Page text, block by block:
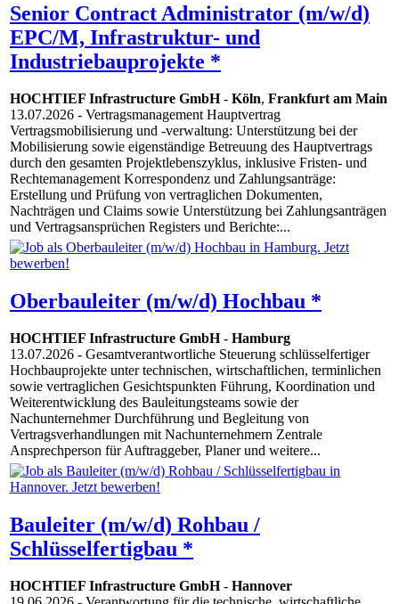
Senior Contract Administrator (m/w/d)
EPC/M, Infrastruktur- und
Industriebauprojekte *
HOCHTIEF Infrastructure GmbH- Köln, Frankfurt am Main
13.07.2026 - Vertragsmanagement Hauptvertrag
Vertragsmobilisierung und -verwaltung: Unterstützung bei der
Mobilisierung sowie eigenständige Betreuung des Hauptvertrags
durch den gesamten Projektlebenszyklus, inklusive Fristen- und
Rechtemanagement Korrespondenz und Zahlungsanträge:
Erstellung und Prüfung von vertraglichen Dokumenten,
Nachträgen und Claims sowie Unterstützung bei Zahlungsanträgen
und Vertragsansprüchen Registers und Berichte:...
Oberbauleiter (m/w/d) Hochbau *
HOCHTIEF Infrastructure GmbH- Hamburg
13.07.2026 - Gesamtverantwortliche Steuerung schlüsselfertiger
Hochbauprojekte unter technischen, wirtschaftlichen, terminlichen
sowie vertraglichen Gesichtspunkten Führung, Koordination und
Weiterentwicklung des Bauleitungsteams sowie der
Nachunternehmer Durchführung und Begleitung von
Vertragsverhandlungen mit Nachunternehmern Zentrale
Ansprechperson für Auftraggeber, Planer und weitere...
Bauleiter (m/w/d) Rohbau /
Schlüsselfertigbau *
HOCHTIEF Infrastructure GmbH- Hannover